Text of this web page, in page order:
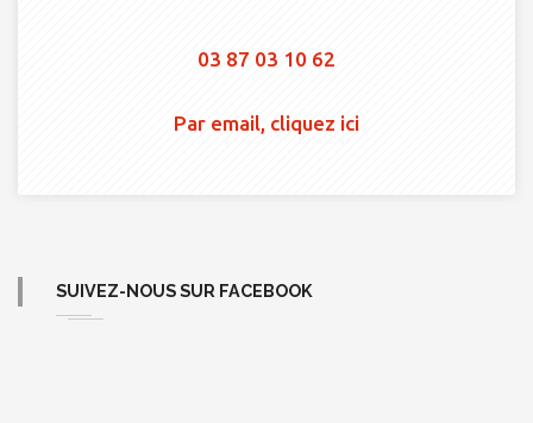
03 87 03 10 62
Par email, cliquez ici
SUIVEZ-NOUS SUR FACEBOOK